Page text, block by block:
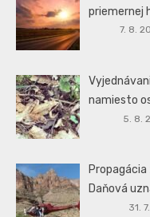
priemernej
7. 8.
namiesto
5. 8.
Daňová
31.